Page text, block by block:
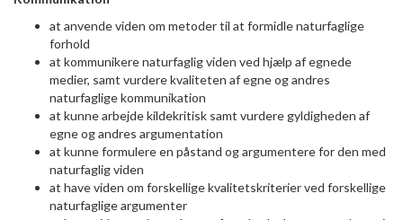
at anvende viden om metoder til at formidle naturfaglige
forhold
at kommunikere naturfaglig viden ved hjælp af egnede
medier, samt vurdere kvaliteten af egne og andres
naturfaglige kommunikation
at kunne arbejde kildekritisk samt vurdere gyldigheden af
egne og andres argumentation
at kunne formulere en påstand og argumentere for den med
naturfaglig viden
at have viden om forskellige kvalitetskriterier ved forskellige
naturfaglige argumenter